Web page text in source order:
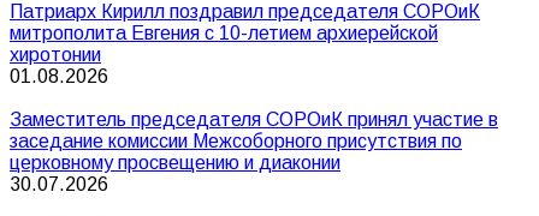
Патриарх Кирилл поздравил председателя СОРОиК
митрополита Евгения с 10-летием архиерейской
хиротонии
01.08.2026
Заместитель председателя СОРОиК принял участие в
заседание комиссии Межсоборного присутствия по
церковному просвещению и диаконии
30.07.2026